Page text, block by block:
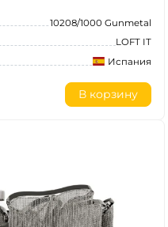
10208/1000 Gunmetal
LOFT IT
Испания
В корзину